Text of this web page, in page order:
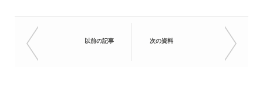
以前の記事 次の資料